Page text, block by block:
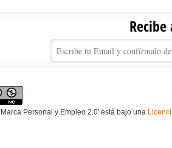
Personal y Empleo 2.0' está bajo una